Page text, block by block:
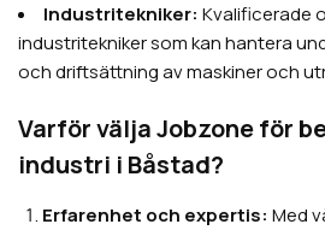
Industritekniker: Kvalificerade
industritekniker som kan hantera
och driftsättning av maskiner och
Varför välja Jobzone för
industri i Båstad?
Erfarenhet och expertis: Med